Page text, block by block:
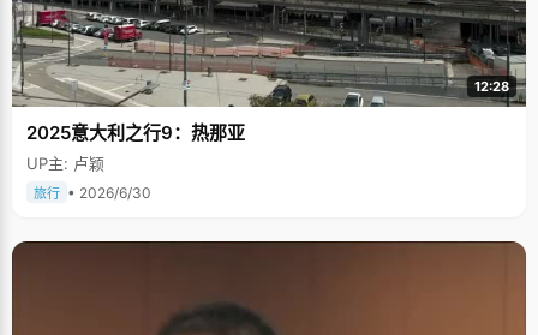
12:28
2025意大利之行9：热那亚
UP主: 卢颖
旅行 • 2026/6/30